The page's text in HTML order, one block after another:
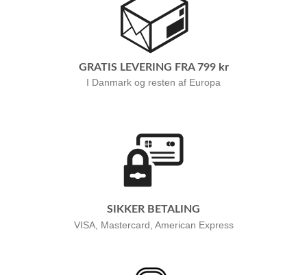
GRATIS LEVERING FRA 799 kr
I Danmark og resten af Europa
SIKKER BETALING
VISA, Mastercard, American Express